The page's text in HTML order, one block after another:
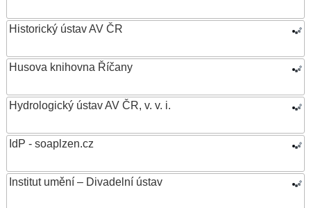
Historický ústav AV ČR
Husova knihovna Říčany
Hydrologický ústav AV ČR, v. v. i.
IdP - soaplzen.cz
Institut umění – Divadelní ústav